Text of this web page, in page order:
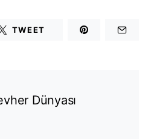
TWEET
Dünyası